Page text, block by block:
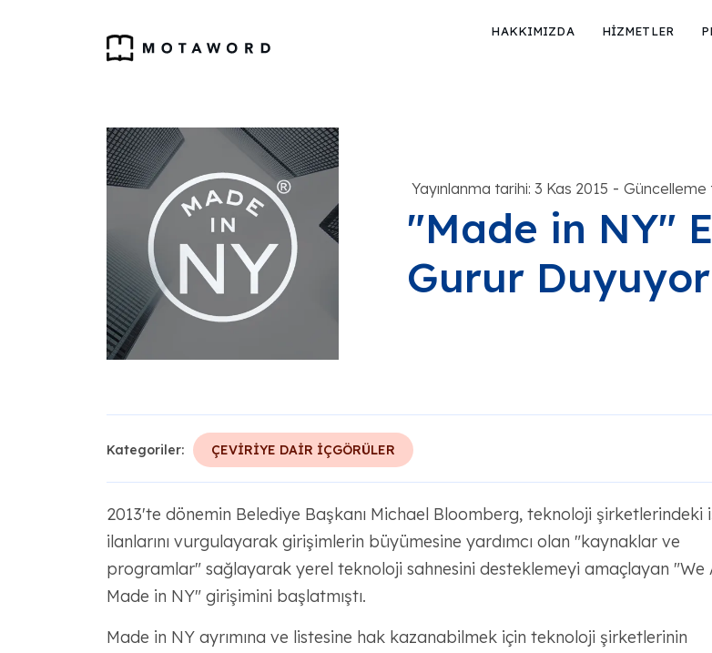
HAKKIMIZDA HİZMETLER
Yayınlanma tarihi: 3 Kas 2015 - Güncelleme
"Made in NY"
Gurur
Kategoriler: ÇEVİRİYE DAİR İÇGÖRÜLER
2013'te dönemin Belediye Başkanı Michael Bloomberg, teknoloji şirketlerindeki
ilanlarını vurgulayarak girişimlerin büyümesine yardımcı olan "kaynaklar ve
programlar" sağlayarak yerel teknoloji sahnesini desteklemeyi amaçlayan "We
Made in NY" girişimini başlatmıştı.
Made in NY ayrımına ve listesine hak kazanabilmek için teknoloji şirketlerinin